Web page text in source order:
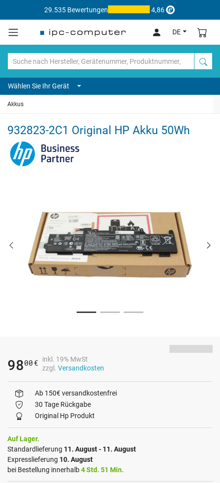
29.535 Bewertungen 4,86
DE
Wählen Sie Ihr Gerät
Akkus
932823-2C1 Original HP Akku 50Wh
9800 €
inkl. 19% MwSt
zzgl. Versandkosten
Ab 150€ versandkostenfrei
30 Tage Rückgabe
Original Hp Produkt
Auf Lager.
Standardlieferung 11. August - 11. August
Expresslieferung 10. August
bei Bestellung innerhalb4 Std. 51 Min.